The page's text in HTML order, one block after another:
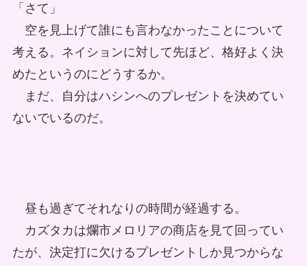
「さて」
空を見上げて誰にも言わなかったことについて
考える。ネイションに対して先ほど、格好よく決
めたというのにどうするか。
まだ、自分はハシンへのプレゼントを決めてい
ないでいるのだ。
昼も過ぎてそれなりの時間が経過する。
カズタカは爛市メロリアの商店を見て回ってい
たが、決定打に欠けるプレゼントしか見つからな